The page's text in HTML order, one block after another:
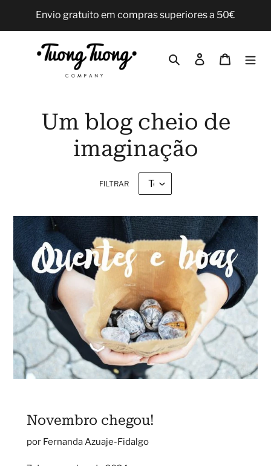
o
Conteúdo
Envio gratuito em compras superiores a 50€
PesquisarIniciar sessão
Carrinho
Um blog cheio de
imaginação
FILTRAR
Novembro chegou!
por Fernanda Azuaje-Fidalgo